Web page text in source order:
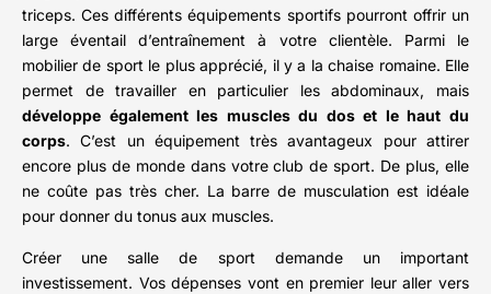
triceps. Ces différents équipements sportifs pourront offrir un
large éventail d’entraînement à votre clientèle. Parmi le
mobilier de sport le plus apprécié, il y a la chaise romaine. Elle
permet de travailler en particulier les abdominaux, mais
développe également les muscles du dos et le haut du
corps. C’est un équipement très avantageux pour attirer
encore plus de monde dans votre club de sport. De plus, elle
ne coûte pas très cher. La barre de musculation est idéale
pour donner du tonus aux muscles.
Créer une salle de sport demande un important
investissement. Vos dépenses vont en premier leur aller vers